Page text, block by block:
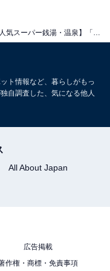
天風呂と岩盤浴が魅力
ト情報など、暮らしがもっ
自調査した、気になる他人
All About Japan
広告掲載
作権・商標・免責事項